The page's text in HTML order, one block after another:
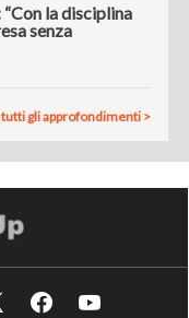
la disciplina
senza
gli approfondimenti >